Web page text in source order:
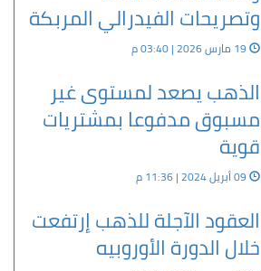
وتصريحات الفيدرالي المربكة
الذهب يصعد لمستوى غير
مسبوق مدفوعا بمشتريات
قوية
العقود الآجلة للذهب إرتفعت
خلال الدورة الأوروبيه